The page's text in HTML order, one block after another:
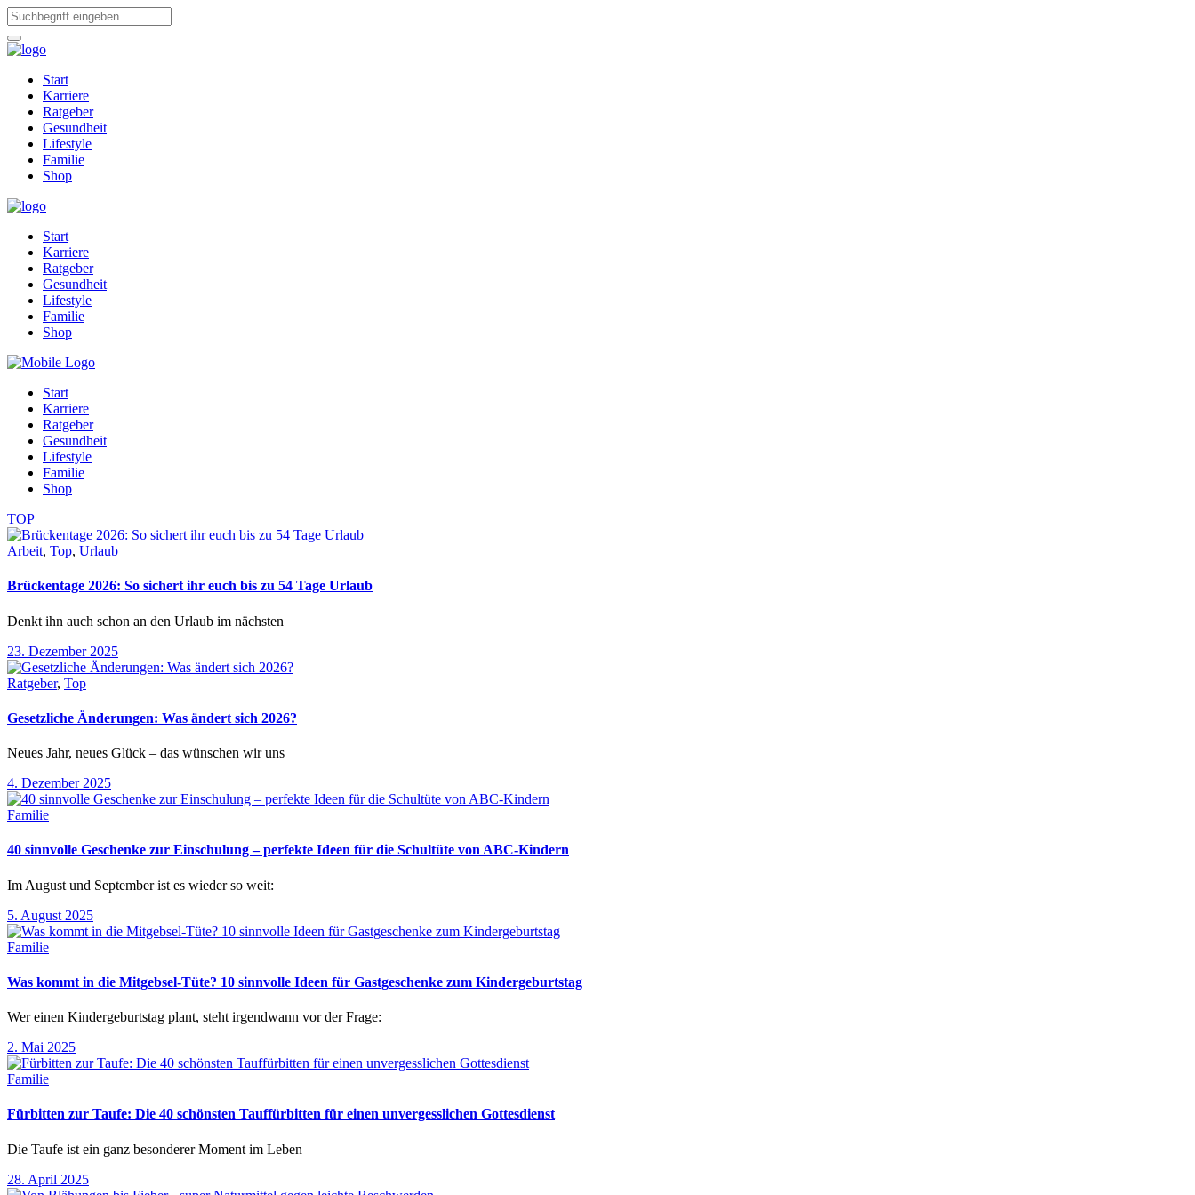
Start
Karriere
Ratgeber
Gesundheit
Lifestyle
Familie
Shop
Start
Karriere
Ratgeber
Gesundheit
Lifestyle
Familie
Shop
Start
Karriere
Ratgeber
Gesundheit
Lifestyle
Familie
Shop
TOP
Arbeit, Top, Urlaub
Brückentage 2026: So sichert ihr euch bis zu 54 Tage Urlaub
Denkt ihn auch schon an den Urlaub im nächsten
23. Dezember 2025
Ratgeber, Top
Gesetzliche Änderungen: Was ändert sich 2026?
Neues Jahr, neues Glück – das wünschen wir uns
4. Dezember 2025
Familie
40 sinnvolle Geschenke zur Einschulung – perfekte Ideen für die Schultüte von ABC-Kindern
Im August und September ist es wieder so weit:
5. August 2025
Familie
Was kommt in die Mitgebsel-Tüte? 10 sinnvolle Ideen für Gastgeschenke zum Kindergeburtstag
Wer einen Kindergeburtstag plant, steht irgendwann vor der Frage:
2. Mai 2025
Familie
Fürbitten zur Taufe: Die 40 schönsten Tauffürbitten für einen unvergesslichen Gottesdienst
Die Taufe ist ein ganz besonderer Moment im Leben
28. April 2025